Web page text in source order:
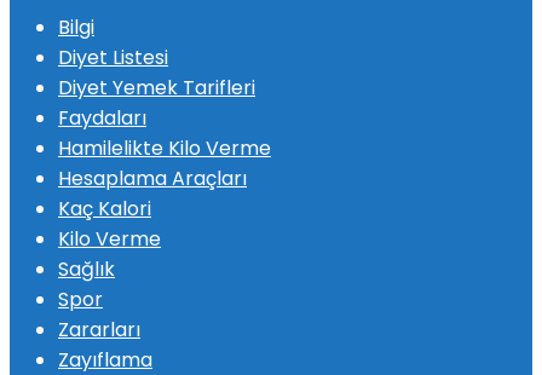
Bilgi
Diyet Listesi
Diyet Yemek Tarifleri
Faydaları
Hamilelikte Kilo Verme
Hesaplama Araçları
Kaç Kalori
Kilo Verme
Sağlık
Spor
Zararları
Zayıflama